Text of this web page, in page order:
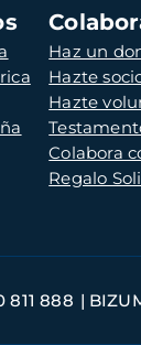
Haz un
Hazte
Hazte
Colabora
Regalo
811 888